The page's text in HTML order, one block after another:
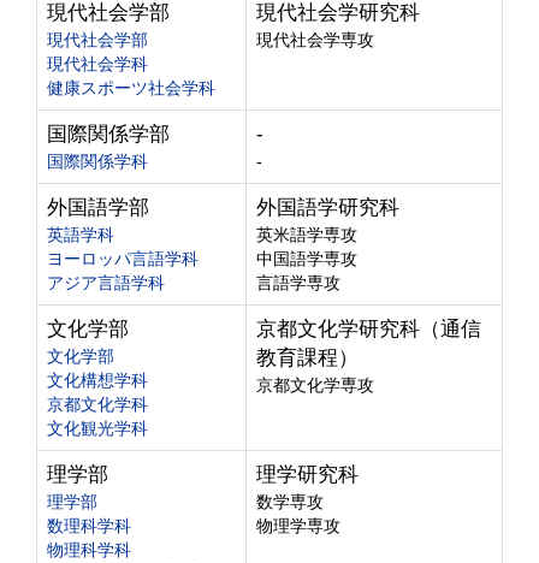
現代社会学部
現代社会学部
現代社会学科
健康スポーツ社会学科
現代社会学研究科
現代社会学専攻
国際関係学部
国際関係学科
-
-
外国語学部
英語学科
ヨーロッパ言語学科
アジア言語学科
外国語学研究科
英米語学専攻
中国語学専攻
言語学専攻
文化学部
文化学部
文化構想学科
京都文化学科
文化観光学科
京都文化学研究科（通信
教育課程）
京都文化学専攻
理学部
理学部
数理科学科
物理科学科
理学研究科
数学専攻
物理学専攻